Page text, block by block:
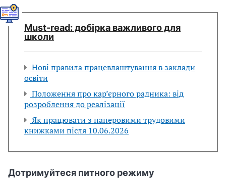
Мust-read: добірка важливого для
школи
Нові правила працевлаштування в заклади
освіти
Положення про кар’єрного радника: від
розроблення до реалізації
Як працювати з паперовими трудовими
книжками після 10.06.2026
Дотримуйтеся питного режиму